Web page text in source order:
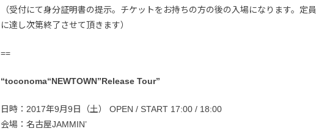
（受付にて身分証明書の提示。チケットをお持ちの方の後の入場になります。定員
に達し次第終了させて頂きます）
==
“toconoma“NEWTOWN”Release Tour”
日時：2017年9月9日（土） OPEN / START 17:00 / 18:00
会場：名古屋JAMMIN’